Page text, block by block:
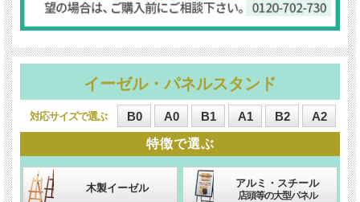
イーゼル・パネルスタンド
対応サイズ B0 A0 B1 A1 B2 A2
特徴
木製イーゼル アルミ・スチール
店頭等の大型パネル